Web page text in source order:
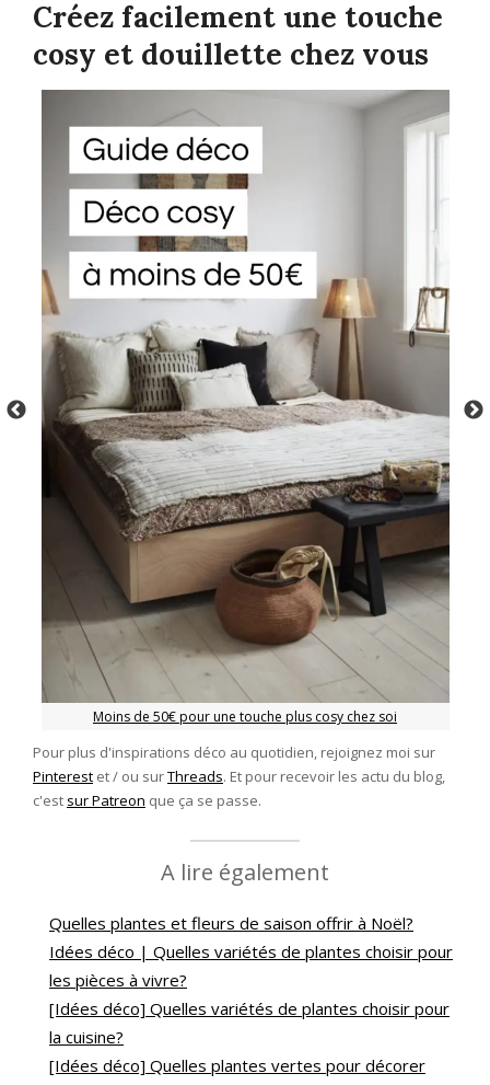
Créez facilement une touche
cosy et douillette chez vous
Moins de 50€ pour une touche plus cosy chez soi
Pour plus d'inspirations déco au quotidien, rejoignez moi sur
Pinterest et / ou surThreads. Et pour recevoir les actu du blog,
c'est sur Patreon que ça se passe.
A lire également
Quelles plantes et fleurs de saison offrir à Noël?
Idées déco | Quelles variétés de plantes choisir pour
les pièces à vivre?
[Idées déco] Quelles variétés de plantes choisir pour
la cuisine?
[Idées déco] Quelles plantes vertes pour décorer